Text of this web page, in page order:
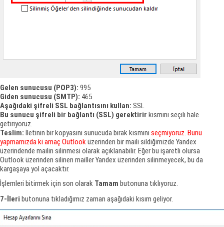
Gelen sunucusu (POP3): 995
Giden sunucusu (SMTP): 465
Aşağıdaki şifreli SSL bağlantısını kullan: SSL
Bu sunucu şifreli bir bağlantı (SSL) gerektirir kısmını seçili hale
getiriyoruz.
Teslim: İletinin bir kopyasını sunucuda bırak kısmını seçmiyoruz. Bunu
yapmamızda ki amaç Outlooküzerinden bir maili sildiğimizde Yandex
üzerindende mailin silinmesi olarak açıklanabilir. Eğer bu işaretli olursa
Outlook üzerinden silinen mailler Yandex üzerinden silinmeyecek, bu da
kargaşaya yol açacaktır.
İşlemleri bitirmek için son olarak Tamam butonuna tıklıyoruz.
7-İleri butonuna tıkladığımız zaman aşağıdaki kısım geliyor.